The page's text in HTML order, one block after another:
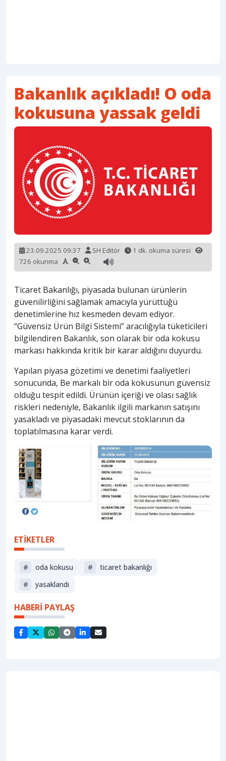
Bakanlık açıkladı! O oda
kokusuna yassak geldi
23.09.2025 09:37 SH Editör
1 dk. okuma süresi
726 okunma
Ticaret Bakanlığı, piyasada bulunan ürünlerin
güvenilirliğini sağlamak amacıyla yürüttüğü
denetimlerine hız kesmeden devam ediyor.
“Güvensiz Ürün Bilgi Sistemi” aracılığıyla tüketicileri
bilgilendiren Bakanlık, son olarak bir oda kokusu
markası hakkında kritik bir karar aldığını duyurdu.
Yapılan piyasa gözetimi ve denetimi faaliyetleri
sonucunda, Be markalı bir oda kokusunun güvensiz
olduğu tespit edildi. Ürünün içeriği ve olası sağlık
riskleri nedeniyle, Bakanlık ilgili markanın satışını
yasakladı ve piyasadaki mevcut stoklarının da
toplatılmasına karar verdi.
ETİKETLER
# oda kokusu #
ticaret bakanlığı
#
yasaklandı
HABERİ PAYLAŞ